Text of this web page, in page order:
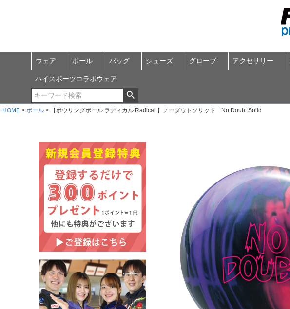
ウェア ボール バッグ シューズ グローブ アクセサリー
ハイスポーツコラボウェア
HOME ボール 【ボウリングボール ラディカル Radical 】ノーダウトソリッド No Doubt Solid